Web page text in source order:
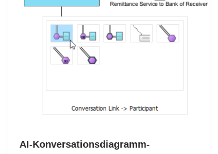
AI-Konversationsdiagramm-